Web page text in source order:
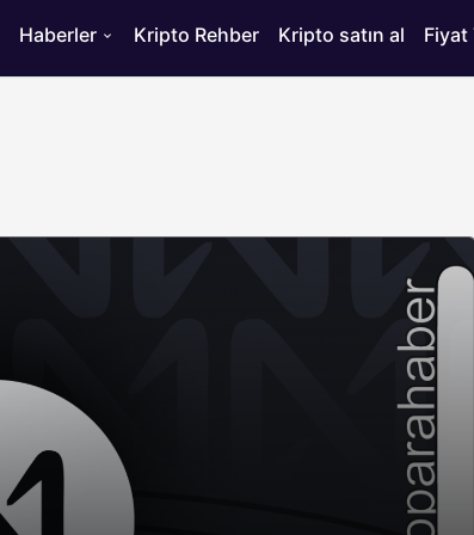
Haberler Kripto Rehber Kripto satın al Fiyat